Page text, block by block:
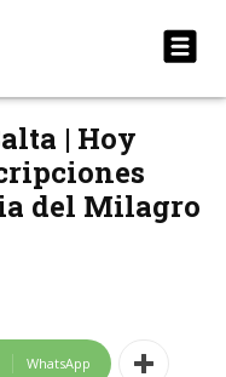
| Hoy
del Milagro
WhatsApp